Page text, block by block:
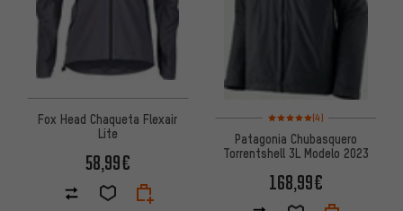
Fox Head Chaqueta Flexair
Lite
58,99€
Valoración media: 5 de 5
(4)
Patagonia Chubasquero
Torrentshell 3L Modelo 2023
168,99€